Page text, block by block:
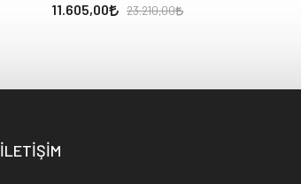
11.605,00 23.210,00
İLETİŞİM